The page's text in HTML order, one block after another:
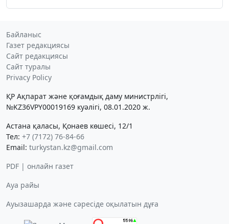
Байланыс
Газет редакциясы
Сайт редакциясы
Сайт туралы
Privacy Policy
ҚР Ақпарат және қоғамдық даму министрлігі,
№KZ36VPY00019169 куәлігі, 08.01.2020 ж.
Астана қаласы, Қонаев көшесі, 12/1
Тел: +7 (7172) 76-84-66
Email: turkystan.kz@gmail.com
PDF | онлайн газет
Ауа райы
Ауызашарда және сәресіде оқылатын дұға